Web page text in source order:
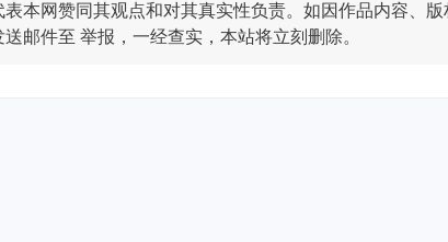
表本网赞同其观点和对其真实性负责。如因作品内容、
送邮件至 举报，一经查实，本站将立刻删除。